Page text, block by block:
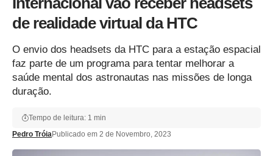
de realidade virtual da HTC
O envio dos headsets da HTC para a estação espacial
faz parte de um programa para tentar melhorar a
saúde mental dos astronautas nas missões de longa
duração.
Pedro TróiaPublicado em 2 de Novembro, 2023
Tempo de leitura: 1 min